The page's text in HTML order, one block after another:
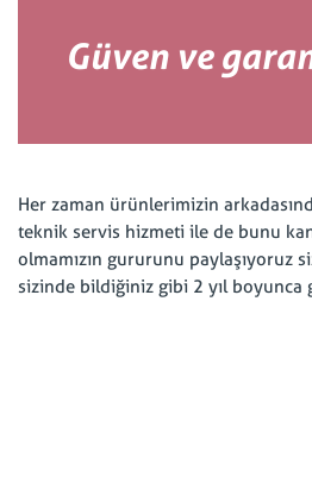
Güven ve
Her zaman ürünlerimizin
teknik servis hizmeti ile de bunu
olmamızın gururunu paylaşıyoruz
sizinde bildiğiniz gibi 2 yıl boyunca